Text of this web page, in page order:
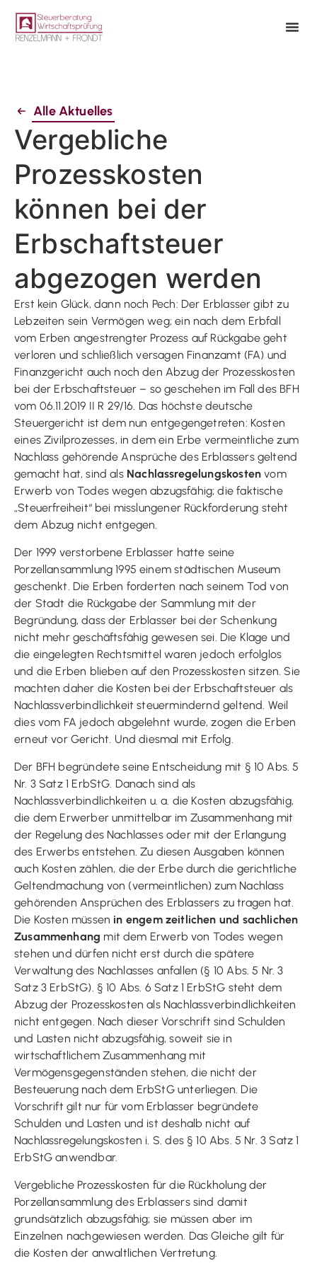
Alle Aktuelles
Vergebliche
Prozesskosten
können bei der
Erbschaftsteuer
abgezogen werden
Erst kein Glück, dann noch Pech: Der Erblasser gibt zu
Lebzeiten sein Vermögen weg; ein nach dem Erbfall
vom Erben angestrengter Prozess auf Rückgabe geht
verloren und schließlich versagen Finanzamt (FA) und
Finanzgericht auch noch den Abzug der Prozesskosten
bei der Erbschaftsteuer – so geschehen im Fall des BFH
vom 06.11.2019 II R 29/16. Das höchste deutsche
Steuergericht ist dem nun entgegengetreten: Kosten
eines Zivilprozesses, in dem ein Erbe vermeintliche zum
Nachlass gehörende Ansprüche des Erblassers geltend
gemacht hat, sind als Nachlassregelungskosten vom
Erwerb von Todes wegen abzugsfähig; die faktische
„Steuerfreiheit“ bei misslungener Rückforderung steht
dem Abzug nicht entgegen.
Der 1999 verstorbene Erblasser hatte seine
Porzellansammlung 1995 einem städtischen Museum
geschenkt. Die Erben forderten nach seinem Tod von
der Stadt die Rückgabe der Sammlung mit der
Begründung, dass der Erblasser bei der Schenkung
nicht mehr geschäftsfähig gewesen sei. Die Klage und
die eingelegten Rechtsmittel waren jedoch erfolglos
und die Erben blieben auf den Prozesskosten sitzen. Sie
machten daher die Kosten bei der Erbschaftsteuer als
Nachlassverbindlichkeit steuermindernd geltend. Weil
dies vom FA jedoch abgelehnt wurde, zogen die Erben
erneut vor Gericht. Und diesmal mit Erfolg.
Der BFH begründete seine Entscheidung mit § 10 Abs. 5
Nr. 3 Satz 1 ErbStG. Danach sind als
Nachlassverbindlichkeiten u. a. die Kosten abzugsfähig,
die dem Erwerber unmittelbar im Zusammenhang mit
der Regelung des Nachlasses oder mit der Erlangung
des Erwerbs entstehen. Zu diesen Ausgaben können
auch Kosten zählen, die der Erbe durch die gerichtliche
Geltendmachung von (vermeintlichen) zum Nachlass
gehörenden Ansprüchen des Erblassers zu tragen hat.
Die Kosten müssen in engem zeitlichen und sachlichen
Zusammenhang mit dem Erwerb von Todes wegen
stehen und dürfen nicht erst durch die spätere
Verwaltung des Nachlasses anfallen (§ 10 Abs. 5 Nr. 3
Satz 3 ErbStG). § 10 Abs. 6 Satz 1 ErbStG steht dem
Abzug der Prozesskosten als Nachlassverbindlichkeiten
nicht entgegen. Nach dieser Vorschrift sind Schulden
und Lasten nicht abzugsfähig, soweit sie in
wirtschaftlichem Zusammenhang mit
Vermögensgegenständen stehen, die nicht der
Besteuerung nach dem ErbStG unterliegen. Die
Vorschrift gilt nur für vom Erblasser begründete
Schulden und Lasten und ist deshalb nicht auf
Nachlassregelungskosten i. S. des § 10 Abs. 5 Nr. 3 Satz 1
ErbStG anwendbar.
Vergebliche Prozesskosten für die Rückholung der
Porzellansammlung des Erblassers sind damit
grundsätzlich abzugsfähig; sie müssen aber im
Einzelnen nachgewiesen werden. Das Gleiche gilt für
die Kosten der anwaltlichen Vertretung.